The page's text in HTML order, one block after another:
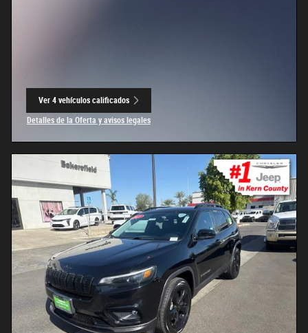
Ver 4 vehículos calificados
Detalles de la Oferta y avisos legales